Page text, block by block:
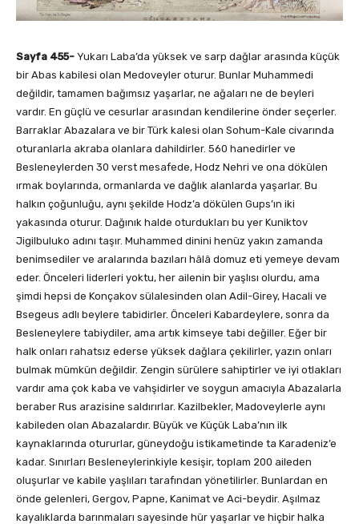
Sayfa 455- Yukarı Laba’da yüksek ve sarp dağlar arasında küçük
bir Abas kabilesi olan Medoveyler oturur. Bunlar Muhammedi
değildir, tamamen bağımsız yaşarlar, ne ağaları ne de beyleri
vardır. En güçlü ve cesurlar arasından kendilerine önder seçerler.
Barraklar Abazalara ve bir Türk kalesi olan Sohum-Kale civarında
oturanlarla akraba olanlara dahildirler. 560 hanedirler ve
Besleneylerden 30 verst mesafede, Hodz Nehri ve ona dökülen
ırmak boylarında, ormanlarda ve dağlık alanlarda yaşarlar. Bu
halkın çoğunluğu, aynı şekilde Hodz’a dökülen Gups’ın iki
yakasında oturur. Dağınık halde oturdukları bu yer Kuniktov
Jigilbuluko adını taşır. Muhammed dinini henüz yakın zamanda
benimsediler ve aralarında bazıları hâlâ domuz eti yemeye devam
eder. Önceleri liderleri yoktu, her ailenin bir yaşlısı olurdu, ama
şimdi hepsi de Konçakov sülalesinden olan Adil-Girey, Hacali ve
Bsegeus adlı beylere tabidirler. Önceleri Kabardeylere, sonra da
Besleneylere tabiydiler, ama artık kimseye tabi değiller. Eğer bir
halk onları rahatsız ederse yüksek dağlara çekilirler, yazın onları
bulmak mümkün değildir. Zengin sürülere sahiptirler ve iyi otlakları
vardır ama çok kaba ve vahşidirler ve soygun amacıyla Abazalarla
beraber Rus arazisine saldırırlar. Kazilbekler, Madoveylerle aynı
kabileden olan Abazalardır. Büyük ve Küçük Laba’nın ilk
kaynaklarında otururlar, güneydoğu istikametinde ta Karadeniz’e
kadar. Sınırları Besleneylerinkiyle kesişir, toplam 200 aileden
oluşurlar ve kabile yaşlıları tarafından yönetilirler. Bunlardan en
önde gelenleri, Gergov, Papne, Kanimat ve Aci-beydir. Aşılmaz
kayalıklarda barınmaları sayesinde hür yaşarlar ve hiçbir halka